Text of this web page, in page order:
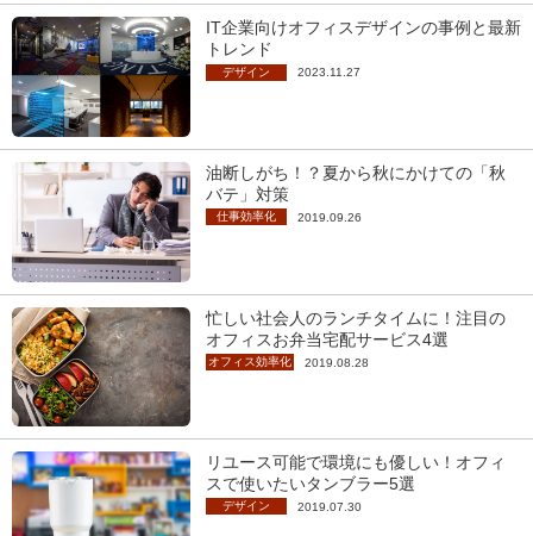
IT企業向けオフィスデザインの事例と最新
トレンド
デザイン 2023.11.27
油断しがち！？夏から秋にかけての「秋
バテ」対策
仕事効率化 2019.09.26
忙しい社会人のランチタイムに！注目の
オフィスお弁当宅配サービス4選
オフィス効率化 2019.08.28
リユース可能で環境にも優しい！オフィ
スで使いたいタンブラー5選
デザイン 2019.07.30